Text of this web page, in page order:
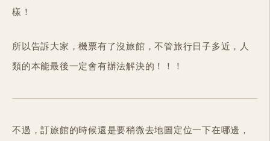
樣！
所以告訴大家，機票有了沒旅館，不管旅行日子多近，人
類的本能最後一定會有辦法解決的！！！
不過，訂旅館的時候還是要稍微去地圖定位一下在哪邊，